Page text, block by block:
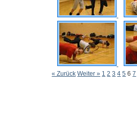
« Zurück Weiter » 1 2 3 4 5 6 7